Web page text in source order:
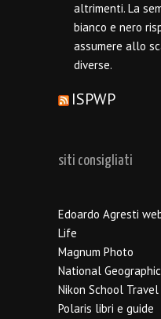
altrimenti. La
bianco e nero
assumere allo
diverse.
ISPWP
siti consigliati
Edoardo Agresti
Life
Magnum Photo
National
Nikon School Travel
Polaris libri e guide